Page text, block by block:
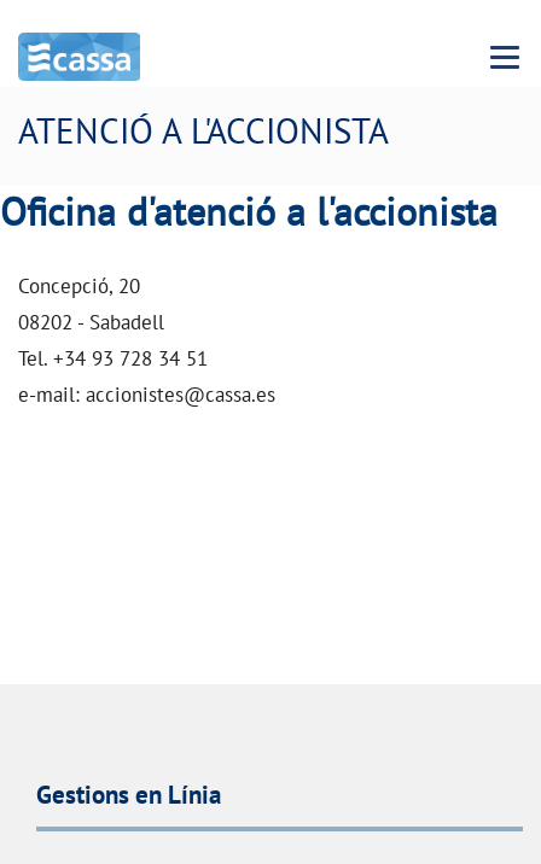
Menu
ATENCIÓ A L'ACCIONISTA
Oficina d'atenció a l'accionista
Concepció, 20
08202 - Sabadell
Tel. +34 93 728 34 51
e-mail: accionistes@cassa.es
Gestions en Línia